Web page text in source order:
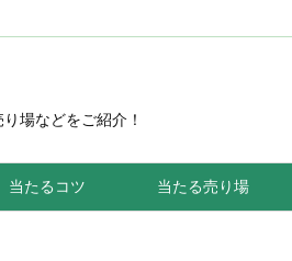
場などをご紹介！
当たるコツ 当たる売り場